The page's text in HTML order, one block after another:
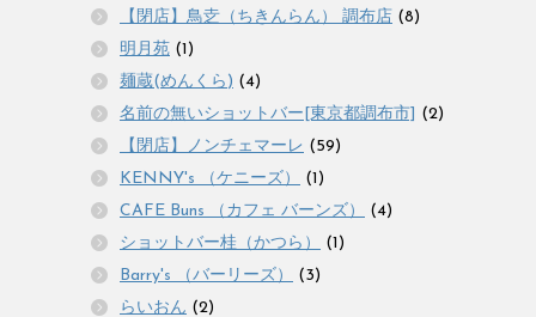
【閉店】鳥赱（ちきんらん） 調布店 (8)
明月苑 (1)
麺蔵(めんくら) (4)
名前の無いショットバー[東京都調布市]
(2)
【閉店】ノンチェマーレ (59)
KENNY's （ケニーズ）
(1)
CAFE Buns （カフェ バーンズ）
(4)
ショットバー桂（かつら）
(1)
Barry's （バーリーズ）
(3)
らいおん (2)